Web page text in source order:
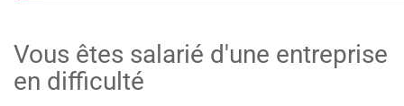
Vous êtes salarié d'une entreprise
en difficulté